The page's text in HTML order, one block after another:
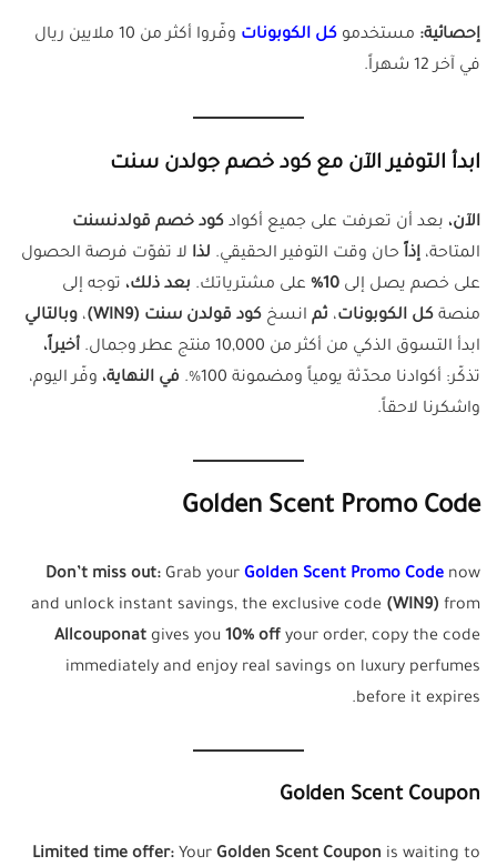
إحصائية: مستخدمو كل الكوبونات
وفّروا أكثر من 10 ملايين ريال
في آخر 12 شهراً.
ابدأ التوفير الآن مع كود خصم جولدن سنت
الآن، بعد أن تعرفت على جميع أكواد كود خصم قولدنسنت
المتاحة، إذاً حان وقت التوفير الحقيقي. لذا لا تفوّت فرصة الحصول
على خصم يصل إلى 10% على مشترياتك. بعد ذلك، توجه إلى
منصة كل الكوبونات، ثم انسخ كود قولدن سنت (WIN9) ، وبالتالي
ابدأ التسوق الذكي من أكثر من 10,000 منتج عطر وجمال.
أخيراً،
تذكّر: أكوادنا محدّثة يومياً ومضمونة 100%.
في النهاية، وفّر اليوم،
واشكرنا لاحقاً.
Golden Scent Promo Code
Don’t miss out: Grab your Golden Scent Promo Code now
and unlock instant savings, the exclusive code (WIN9) from
Allcouponat gives you 10% off your order, copy the code
immediately and enjoy real savings on luxury perfumes
before it expires.
Golden Scent Coupon
Limited time offer: Your Golden Scent Coupon is waiting to